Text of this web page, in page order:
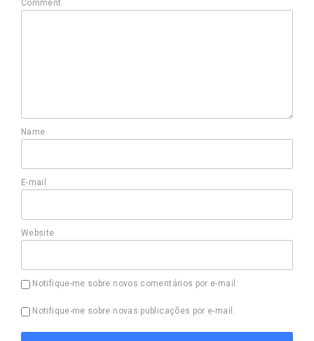
Comment
Name
E-mail
Website
Notifique-me sobre novos comentários por e-mail.
Notifique-me sobre novas publicações por e-mail.